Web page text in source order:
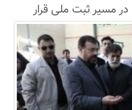
در لامرد در مسیر ثبت ملی قرار